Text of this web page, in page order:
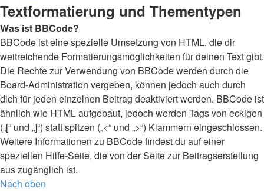
Textformatierung und Thementypen
Was ist BBCode?
BBCode ist eine spezielle Umsetzung von HTML, die dir
weitreichende Formatierungsmöglichkeiten für deinen Text gibt.
Die Rechte zur Verwendung von BBCode werden durch die
Board-Administration vergeben, können jedoch auch durch
dich für jeden einzelnen Beitrag deaktiviert werden. BBCode ist
ähnlich wie HTML aufgebaut, jedoch werden Tags von eckigen
(„[“ und „]“) statt spitzen („<“ und „>“) Klammern eingeschlossen.
Weitere Informationen zu BBCode findest du auf einer
speziellen Hilfe-Seite, die von der Seite zur Beitragserstellung
aus zugänglich ist.
Nach oben